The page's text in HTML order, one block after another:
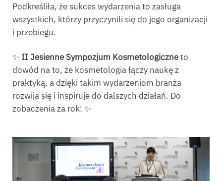
Podkreśliła, że sukces wydarzenia to zasługa
wszystkich, którzy przyczynili się do jego organizacji
i przebiegu.
✨ II Jesienne Sympozjum Kosmetologiczneto
dowód na to, że kosmetologia łączy naukę z
praktyką, a dzięki takim wydarzeniom branża
rozwija się i inspiruje do dalszych działań. Do
zobaczenia za rok! ✨